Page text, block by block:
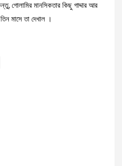
গোলামির মানসিকতার কিছু গাদ্দার আর
মাসে তা দেখাল ।